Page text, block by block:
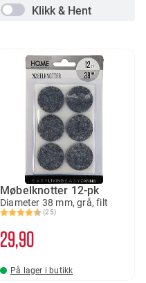
Klikk & Hent
Møbelknotter 12-pk
Diameter 38 mm, grå, filt
Karakter:
(25)
4.6 av 5 mulige
29 90
På lager i butikk